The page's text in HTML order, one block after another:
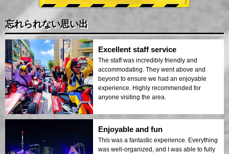
忘れられない思い出
Excellent staff service
The staff was incredibly friendly and
accommodating. They went above and
beyond to ensure we had an enjoyable
experience. Highly recommended for
anyone visiting the area.
Enjoyable and fun
This was a fantastic experience. Everything
was well-organized, and I was able to fully